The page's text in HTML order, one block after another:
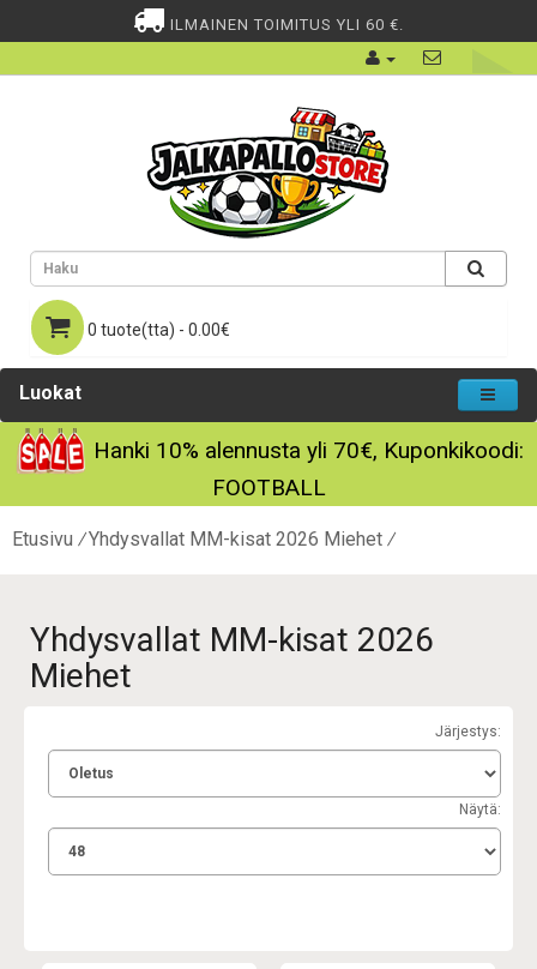
ILMAINEN TOIMITUS YLI 60 €.
0 tuote(tta) - 0.00€
Luokat
Hanki 10% alennusta yli 70€, Kuponkikoodi:
FOOTBALL
Etusivu Yhdysvallat MM-kisat 2026 Miehet
Yhdysvallat MM-kisat 2026
Miehet
Järjestys:
Näytä: